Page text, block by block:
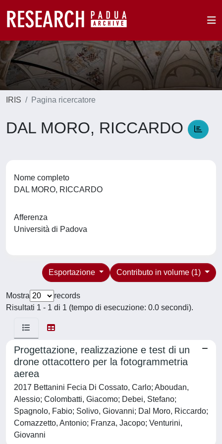
IRIS Pagina ricercatore
DAL MORO, RICCARDO
Nome completo
DAL MORO, RICCARDO
Afferenza
Università di Padova
Contributo in volume (1)
Esportazione
Mostra
records
Risultati 1 - 1 di 1 (tempo di esecuzione: 0.0 secondi).
Progettazione, realizzazione e test di un
drone ottacottero per la fotogrammetria
aerea
2017 Bettanini Fecia Di Cossato, Carlo; Aboudan,
Alessio; Colombatti, Giacomo; Debei, Stefano;
Spagnolo, Fabio; Solivo, Giovanni; Dal Moro, Riccardo;
Comazzetto, Antonio; Franza, Jacopo; Venturini,
Giovanni